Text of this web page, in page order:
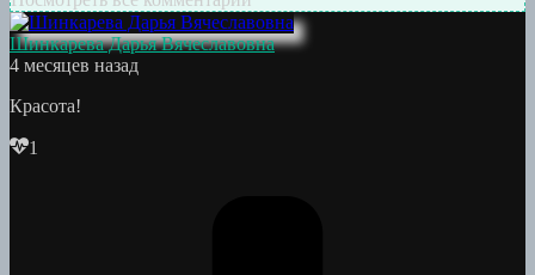
Шинкарева Дарья Вячеславовна
4 месяцев назад
Красота!
1